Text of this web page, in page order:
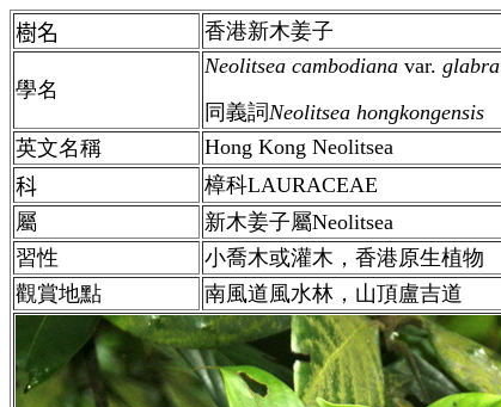
樹名 香港新木姜子
學名
Neolitsea cambodiana var. glabra
同義詞Neolitsea hongkongensis
英文名稱
Hong Kong Neolitsea
科
樟科LAURACEAE
屬
新木姜子屬Neolitsea
習性
小喬木或灌木，香港原生植物
觀賞地點
南風道風水林，山頂盧吉道